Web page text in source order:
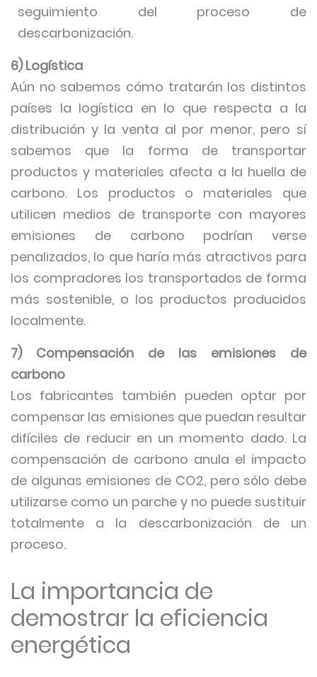
seguimiento del proceso de
descarbonización.
6) Logística
Aún no sabemos cómo tratarán los distintos
países la logística en lo que respecta a la
distribución y la venta al por menor, pero sí
sabemos que la forma de transportar
productos y materiales afecta a la huella de
carbono. Los productos o materiales que
utilicen medios de transporte con mayores
emisiones de carbono podrían verse
penalizados, lo que haría más atractivos para
los compradores los transportados de forma
más sostenible, o los productos producidos
localmente.
7) Compensación de las emisiones de
carbono
Los fabricantes también pueden optar por
compensar las emisiones que puedan resultar
difíciles de reducir en un momento dado. La
compensación de carbono anula el impacto
de algunas emisiones de CO2, pero sólo debe
utilizarse como un parche y no puede sustituir
totalmente a la descarbonización de un
proceso.
La importancia de
demostrar la eficiencia
energética